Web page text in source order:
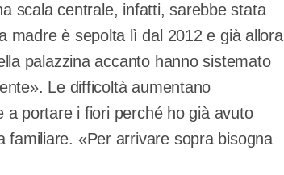
scala centrale, infatti, sarebbe stata
madre è sepolta lì dal 2012 e già allora
palazzina accanto hanno sistemato
Le difficoltà aumentano
portare i fiori perché ho già avuto
familiare. «Per arrivare sopra bisogna